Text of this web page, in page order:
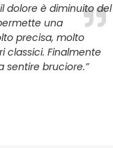
il dolore è diminuito del
una
precisa, molto
classici. Finalmente
sentire bruciore.”